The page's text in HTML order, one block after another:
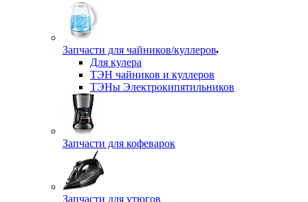
Запчасти для чайников/куллеров
Для кулера
ТЭН чайников и куллеров
ТЭНы Электрокипятильников
Запчасти для кофеварок
Запчасти для утюгов